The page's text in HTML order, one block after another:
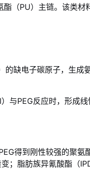
酯（PU）主链。该类材
缺电子碳原子，生
与PEG反应时，形成
得到刚性较强的聚氨
；脂肪族异氰酸酯（